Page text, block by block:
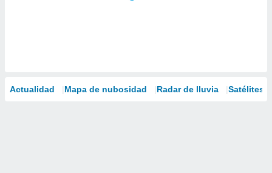
Actualidad Mapa de nubosidad Radar de lluvia Satélites